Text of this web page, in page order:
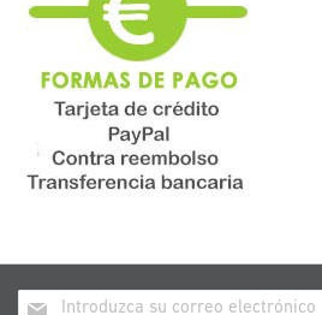
Inscríbase